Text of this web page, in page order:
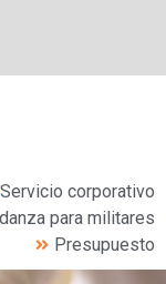
Servicio corporativo
para militares
Presupuesto